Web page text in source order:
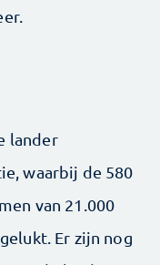
lander
waarbij de 580
van 21.000
Er zijn nog